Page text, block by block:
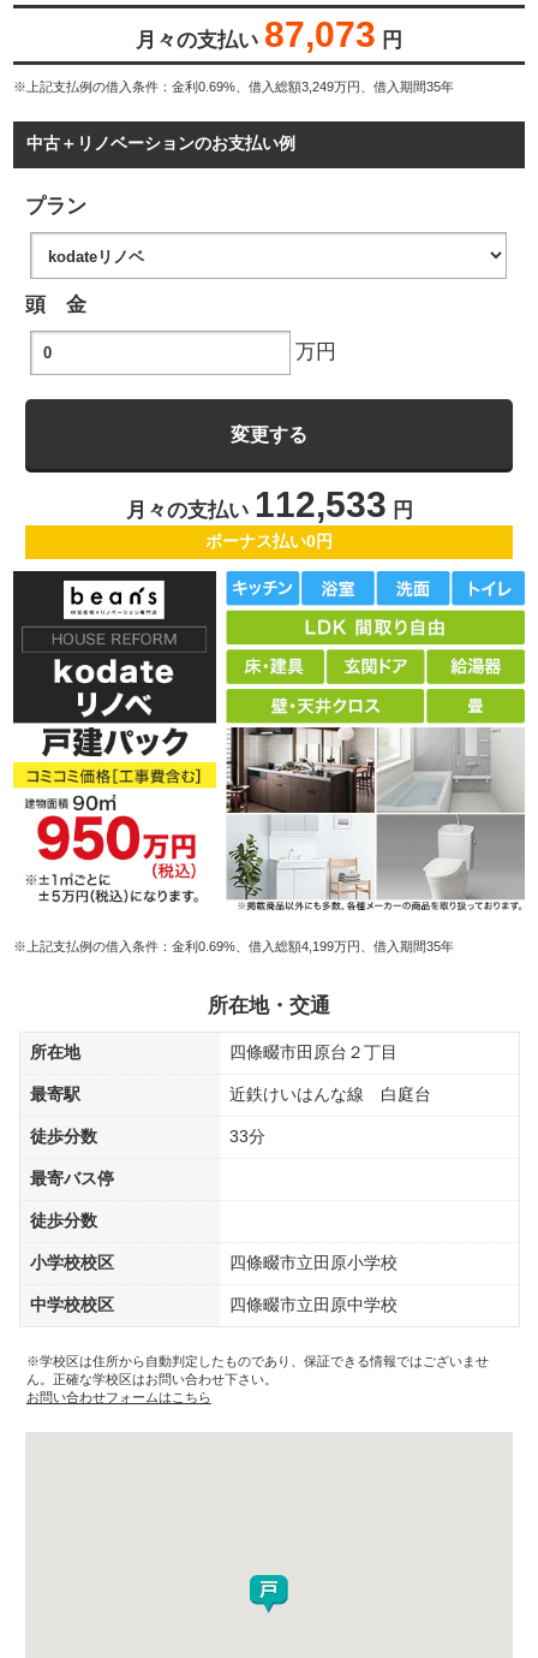
月々の支払い 87,073 円
※上記支払例の借入条件：金利0.69%、借入総額3,249万円、借入期間35年
中古＋リノベーションのお支払い例
プラン
頭 金
万円
月々の支払い 112,533 円
ボーナス払い0円
※上記支払例の借入条件：金利0.69%、借入総額4,199万円、借入期間35年
所在地・交通
所在地 四條畷市田原台２丁目
最寄駅 近鉄けいはんな線 白庭台
徒歩分数 33分
最寄バス停
徒歩分数
小学校校区 四條畷市立田原小学校
中学校校区 四條畷市立田原中学校
※学校区は住所から自動判定したものであり、保証できる情報ではございませ
ん。正確な学校区はお問い合わせ下さい。
お問い合わせフォームはこちら